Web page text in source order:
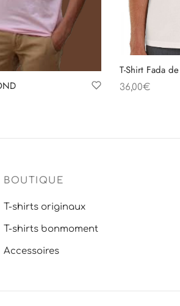
T-Shirt Fada
36,00€
BOUTIQUE
T-shirts originaux
T-shirts bonmoment
Accessoires